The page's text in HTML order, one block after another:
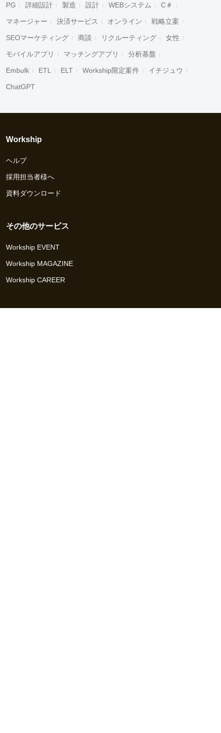
PG 詳細設計 製造 設計 WEBシステム C＃
マネージャー 決済サービス オンライン 戦略立案
SEOマーケティング 商談 リクルーティング 女性
モバイルアプリ マッチングアプリ 分析基盤
Embulk ETL ELT Workship限定案件 イチジュウ
ChatGPT
Workship
ヘルプ
採用担当者様へ
資料ダウンロード
その他のサービス
Workship EVENT
Workship MAGAZINE
Workship CAREER